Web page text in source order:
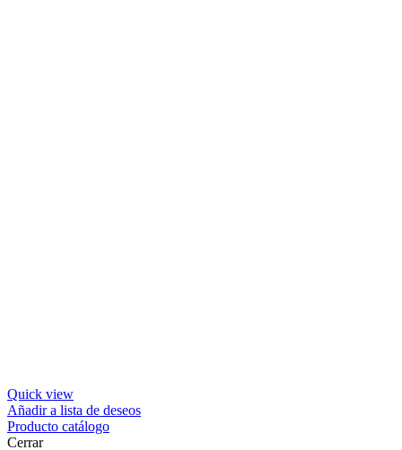
Quick view
Añadir a lista de deseos
Producto catálogo
Cerrar